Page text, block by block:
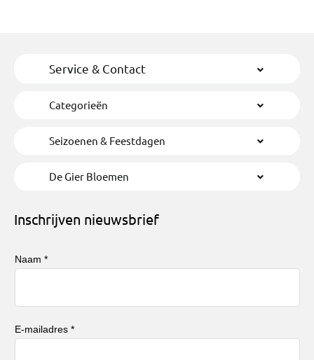
Service & Contact
Categorieën
Seizoenen & Feestdagen
De Gier Bloemen
Inschrijven nieuwsbrief
Naam *
E-mailadres *